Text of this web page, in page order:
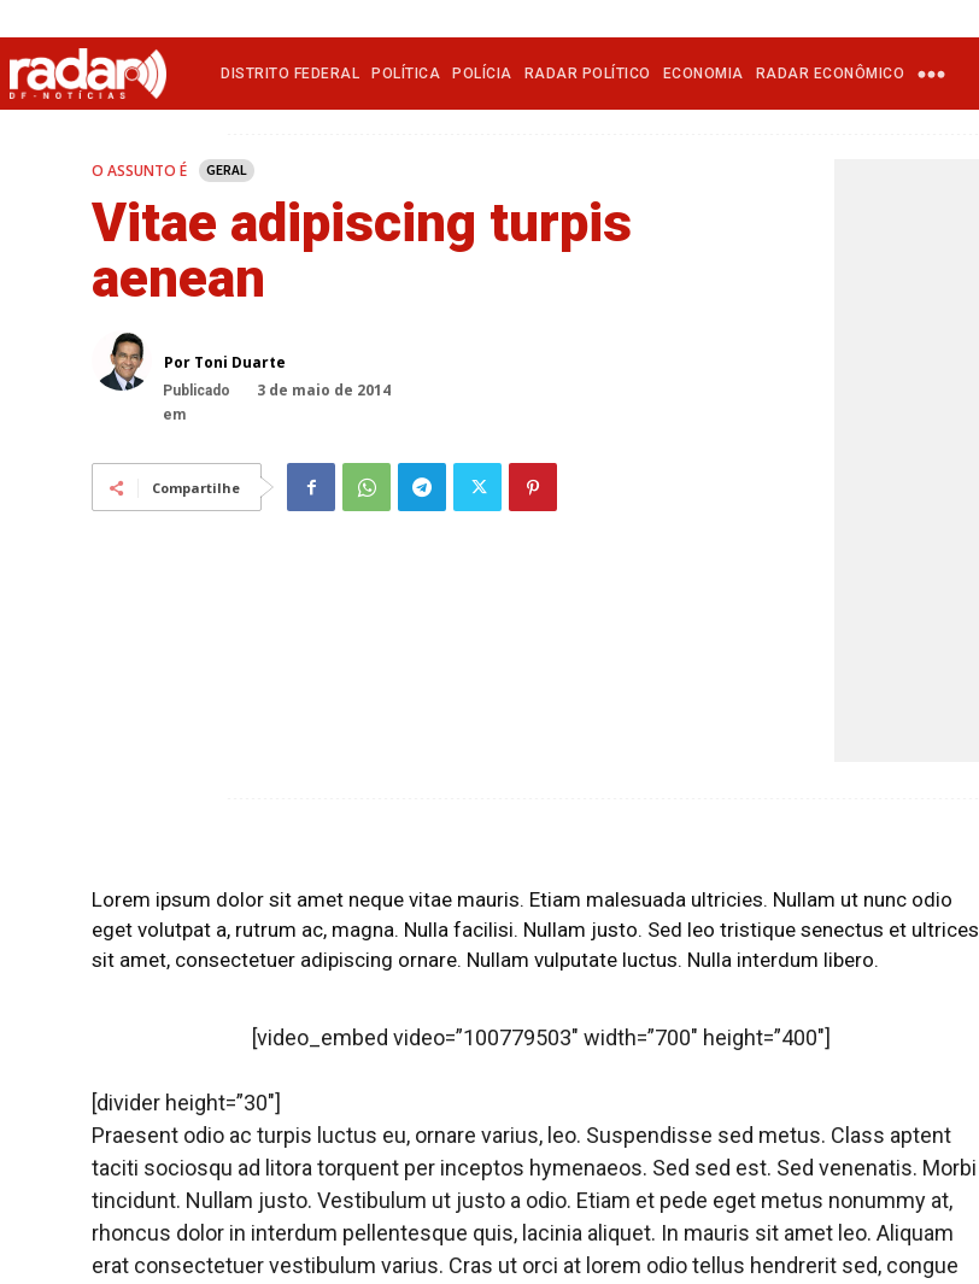
DISTRITO FEDERAL POLÍTICA POLÍCIA RADAR POLÍTICO ECONOMIA RADAR ECONÔMICO
O ASSUNTO É GERAL
Vitae adipiscing turpis
aenean
Por Toni Duarte
Publicado
em
3 de maio de 2014
Compartilhe
Lorem ipsum dolor sit amet neque vitae mauris. Etiam malesuada ultricies. Nullam ut nunc odio
eget volutpat a, rutrum ac, magna. Nulla facilisi. Nullam justo. Sed leo tristique senectus et ultrices
sit amet, consectetuer adipiscing ornare. Nullam vulputate luctus. Nulla interdum libero.
[video_embed video=”100779503″ width=”700″ height=”400″]
[divider height=”30″]
Praesent odio ac turpis luctus eu, ornare varius, leo. Suspendisse sed metus. Class aptent
taciti sociosqu ad litora torquent per inceptos hymenaeos. Sed sed est. Sed venenatis. Morbi
tincidunt. Nullam justo. Vestibulum ut justo a odio. Etiam et pede eget metus nonummy at,
rhoncus dolor in interdum pellentesque quis, lacinia aliquet. In mauris sit amet leo. Aliquam
erat consectetuer vestibulum varius. Cras ut orci at lorem odio tellus hendrerit sed, congue